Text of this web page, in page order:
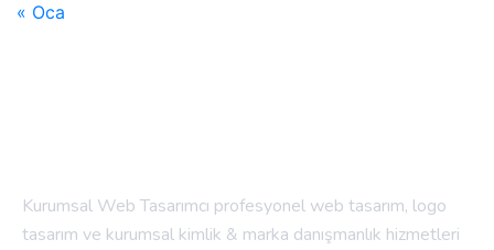
« Oca
Kurumsal Web Tasarımcı profesyonel web tasarım, logo
tasarım ve kurumsal kimlik & marka danışmanlık hizmetleri